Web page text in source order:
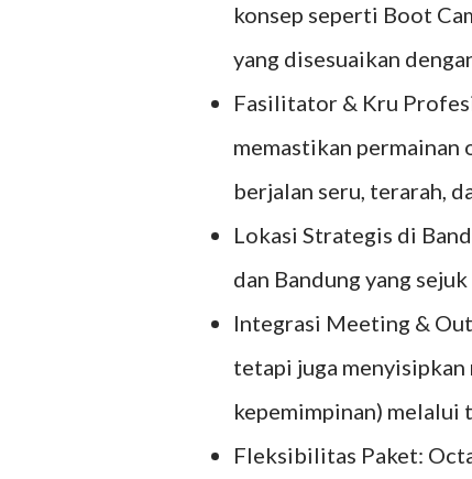
konsep seperti Boot
yang disesuaikan
Fasilitator & Kru
memastikan
berjalan seru, terarah,
Lokasi Strategis di
dan Bandung yang
Integrasi Meeting &
tetapi juga
kepemimpinan) melalui
Fleksibilitas Paket: